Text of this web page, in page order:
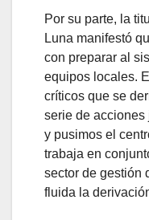
Por su parte, la
Luna manifestó
con preparar al
equipos locales.
críticos que se
serie de acciones
y pusimos el
trabaja en
sector de gestión
fluida la